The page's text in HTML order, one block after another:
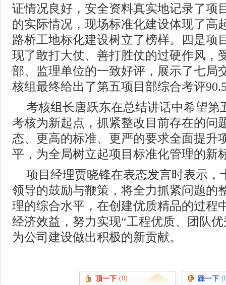
证情况良好，安全资料真实地记录了项
的实际情况，现场标准化建设体现了高
路桥工地标化建设树立了榜样。四是项
现了敢打大仗、善打胜仗的过硬作风，
部、监理单位的一致好评，展示了七局
核组最终给出了第五项目部综合考评
考核组长唐跃东在总结讲话中希望第
考核为新起点，抓紧整改目前存在的问
态、更高的标准、更严的要求全面提升
平，为全局树立起项目标准化管理的新
项目经理贾晓锋在表态发言时表示，
领导的鼓励与鞭策，将全力抓紧问题的
理的综合水平，在创建优质精品的过程
经济效益，努力实现“工程优质、团队
为公司建设做出积极的新贡献。
顶一下 (0) 踩一下